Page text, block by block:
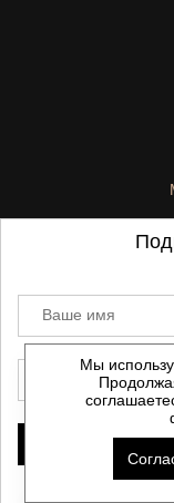
©2021-
Данный сайт
не
Политика
Мы
Ваше имя